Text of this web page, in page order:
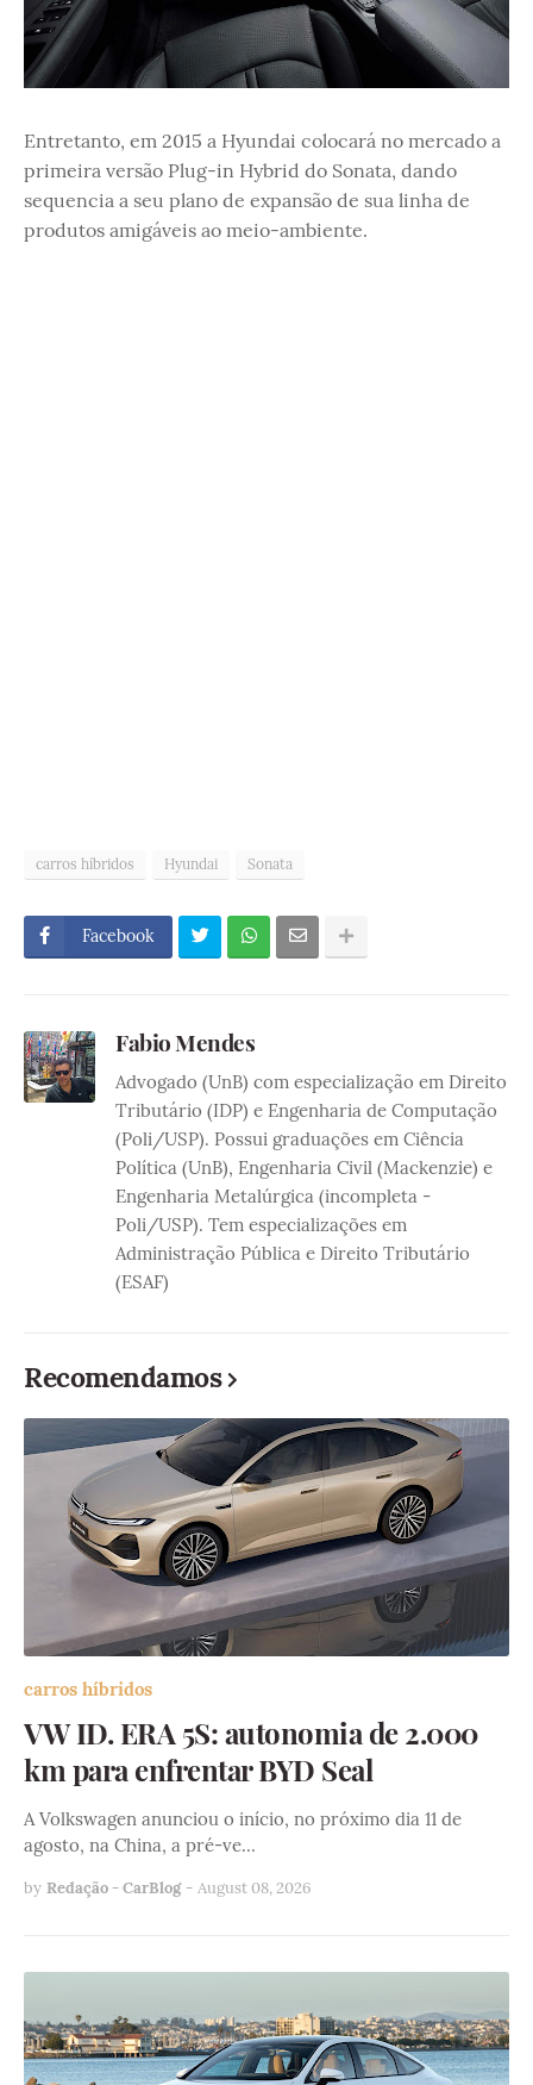
Entretanto, em 2015 a Hyundai colocará no mercado a
primeira versão Plug-in Hybrid do Sonata, dando
sequencia a seu plano de expansão de sua linha de
produtos amigáveis ao meio-ambiente.
carros híbridos Hyundai Sonata
Facebook
Fabio Mendes
Advogado (UnB) com especialização em Direito
Tributário (IDP) e Engenharia de Computação
(Poli/USP). Possui graduações em Ciência
Política (UnB), Engenharia Civil (Mackenzie) e
Engenharia Metalúrgica (incompleta -
Poli/USP). Tem especializações em
Administração Pública e Direito Tributário
(ESAF)
Recomendamos
carros híbridos
VW ID. ERA 5S: autonomia de 2.000
km para enfrentar BYD Seal
A Volkswagen anunciou o início, no próximo dia 11 de
agosto, na China, a pré-ve…
by Redação - CarBlog - August 08, 2026